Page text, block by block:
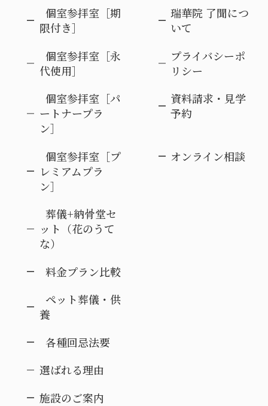
個室参拝室［期
限付き］
個室参拝室［永
代使用］
個室参拝室［パ
ートナープラ
ン］
個室参拝室［プ
レミアムプラ
ン］
葬儀+納骨堂セ
ット（花のうて
な）
料金プラン比較
ペット葬儀・供
養
各種回忌法要
選ばれる理由
施設のご案内
瑞華院 了聞につ
いて
プライバシーポ
リシー
資料請求・見学
予約
オンライン相談